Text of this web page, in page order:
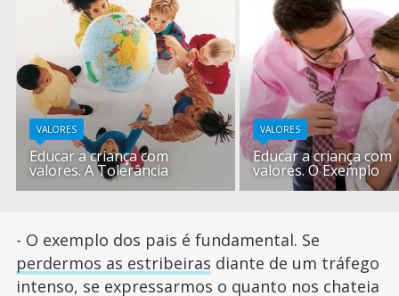
VALORES
Educar a criança com
valores. A Tolerância
VALORES
Educar a criança com
valores. O Exemplo
- O exemplo dos pais é fundamental. Se
perdermos as estribeiras diante de um tráfego
intenso, se expressarmos o quanto nos chateia